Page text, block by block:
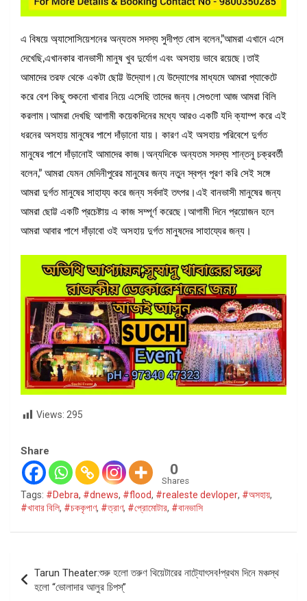
এ বিষয়ে অ্যাসোসিয়েশনের অন্যতম সদস্য সুদীপ্ত বোস বলেন,”আমরা এখানে এসে
দেখেছি,এখানকার বানভাসী মানুষ খুব দুর্যোগ এবং অসহায় ভাবে রয়েছে।তাই
আমাদের তরফ থেকে একটা ছোট্ট উদ্যোগ।যে উদ্যোগের মাধ্যমে আমরা প্যাকেটে
করে বেশ কিছু শুকনো খাবার নিয়ে এসেছি তাদের জন্য।সেগুলো আজ আমরা বিলি
করলাম।আমরা দেখছি আগামী কয়েকদিনের মধ্যে আরও একটি যদি ক্যাম্প করে এই
ধরনের অসহায় মানুষের পাশে দাঁড়ানো যায়। কারণ এই অসহায় পরিবেশে দুর্গত
মানুষের পাশে দাঁড়ানোই আমাদের কাজ।অন্যদিকে অন্যতম সদস্য শান্তনু চক্রবর্তী
বলেন,” আমরা যেমন মেদিনীপুরের মানুষের জন্য নতুন স্বপ্ন পূরণ করি সেই সঙ্গে
আমরা দুর্গত মানুষের সাহায্য করে জন্য সর্বদাই তৎপর।এই বানভাসী মানুষের জন্য
আমরা ছোট্ট একটি প্রচেষ্টায় এ কাজ সম্পূর্ণ করেছে।আগামী দিনে প্রয়োজন হলে
আমরা আবার পাশে দাঁড়াবো ওই অসহায় দুর্গত মানুষদের সাহায্যের জন্য।
Views: 295
Share
0
Shares
Tags: #Debra, #dnews, #flood, #realeste devloper, #অসহায়,
#খাবার বিলি, #চককৃপাণ, #ত্রাণ, #প্রোমোটার, #বানভাসি
navigation
Tarun Theater:শুরু হলো তরুণ থিয়েটারের নাট্যোৎসব!প্রথম দিনে মঞ্চস্থ
হলো “ভোলাদার আলুর চিপস্”